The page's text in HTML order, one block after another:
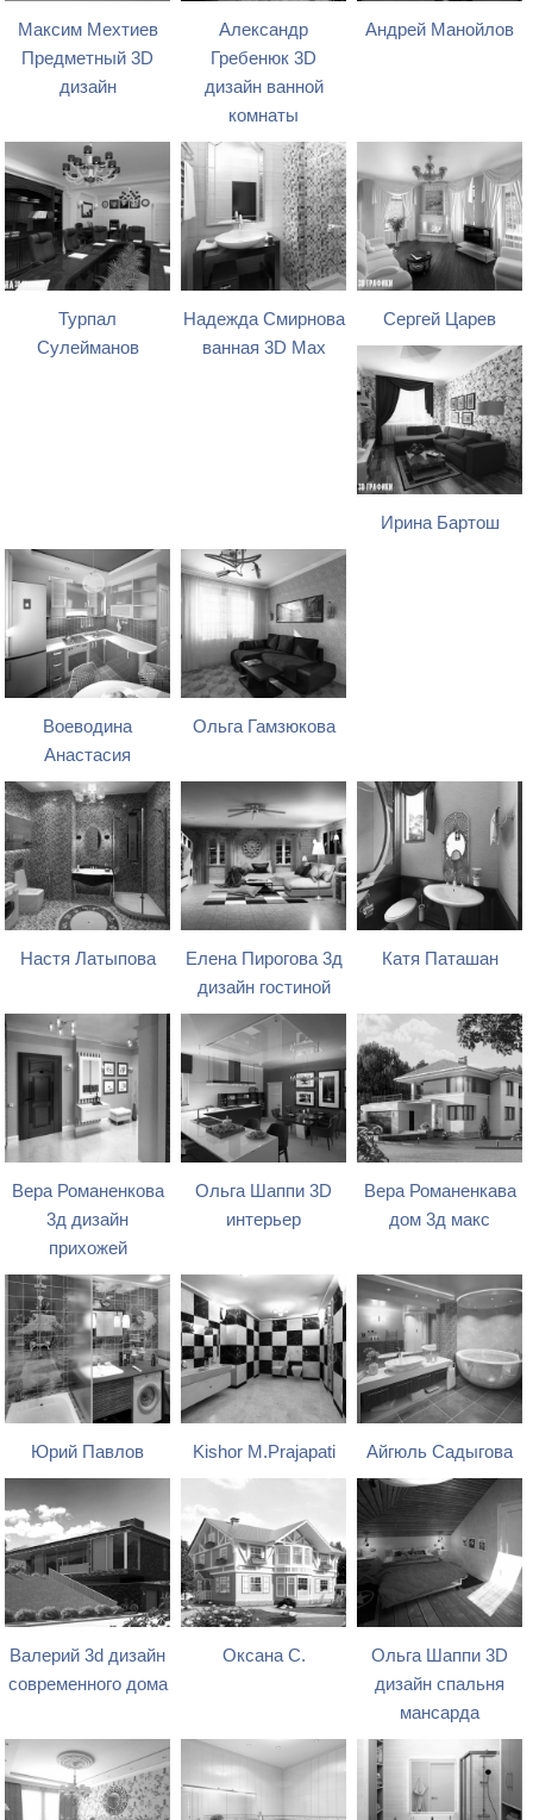
Максим Мехтиев
Предметный 3D
дизайн
Александр
Гребенюк 3D
дизайн ванной
комнаты
Андрей Манойлов
Турпал
Сулейманов
Надежда Смирнова
ванная 3D Max
Сергей Царев
Ирина Бартош
Воеводина
Анастасия
Ольга Гамзюкова
Настя Латыпова
Елена Пирогова 3д
дизайн гостиной
Катя Паташан
Вера Романенкова
3д дизайн
прихожей
Ольга Шаппи 3D
интерьер
Вера Романенкава
дом 3д макс
Юрий Павлов Kishor M.Prajapati Айгюль Садыгова
Валерий 3d дизайн
современного дома
Оксана С.
Ольга Шаппи 3D
дизайн спальня
мансарда